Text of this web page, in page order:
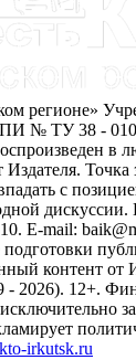
регионе»
ТУ 38 -
в
Точка
с
E-mail:
контент
2026). 12+.
за
irkutsk.ru